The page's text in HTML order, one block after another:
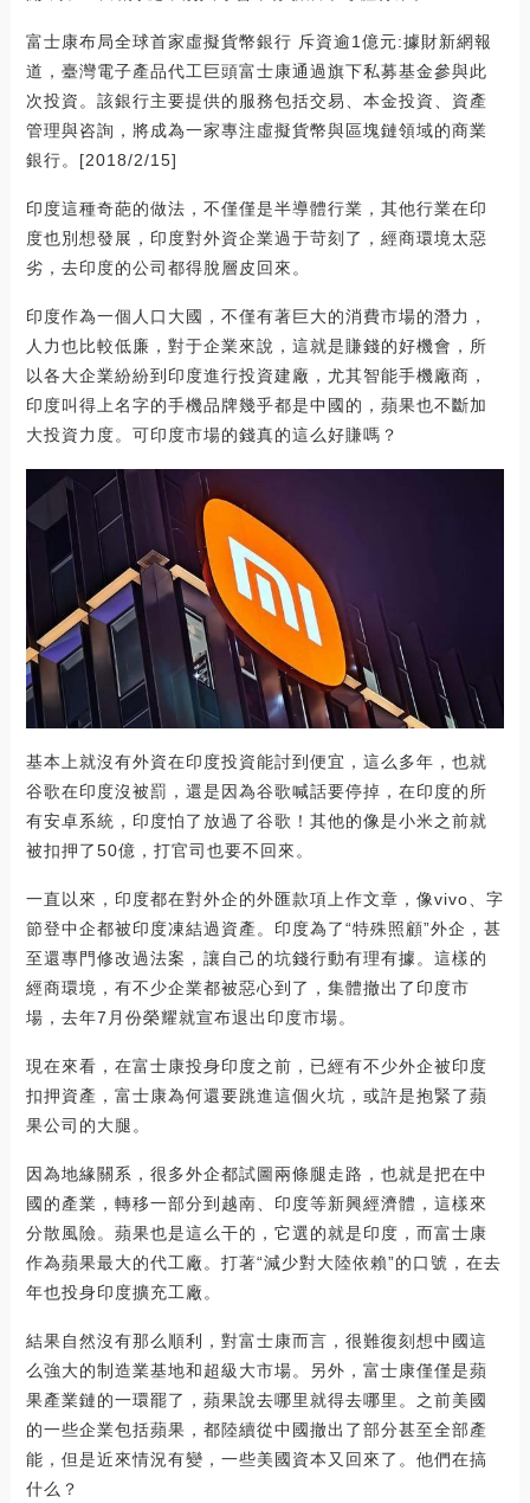
富士康布局全球首家虛擬貨幣銀行 斥資逾1億元:據財新網報
道，臺灣電子產品代工巨頭富士康通過旗下私募基金參與此
次投資。該銀行主要提供的服務包括交易、本金投資、資產
管理與咨詢，將成為一家專注虛擬貨幣與區塊鏈領域的商業
銀行。[2018/2/15]
印度這種奇葩的做法，不僅僅是半導體行業，其他行業在印
度也別想發展，印度對外資企業過于苛刻了，經商環境太惡
劣，去印度的公司都得脫層皮回來。
印度作為一個人口大國，不僅有著巨大的消費市場的潛力，
人力也比較低廉，對于企業來說，這就是賺錢的好機會，所
以各大企業紛紛到印度進行投資建廠，尤其智能手機廠商，
印度叫得上名字的手機品牌幾乎都是中國的，蘋果也不斷加
大投資力度。可印度市場的錢真的這么好賺嗎？
基本上就沒有外資在印度投資能討到便宜，這么多年，也就
谷歌在印度沒被罰，還是因為谷歌喊話要停掉，在印度的所
有安卓系統，印度怕了放過了谷歌！其他的像是小米之前就
被扣押了50億，打官司也要不回來。
一直以來，印度都在對外企的外匯款項上作文章，像vivo、字
節登中企都被印度凍結過資產。印度為了“特殊照顧”外企，甚
至還專門修改過法案，讓自己的坑錢行動有理有據。這樣的
經商環境，有不少企業都被惡心到了，集體撤出了印度市
場，去年7月份榮耀就宣布退出印度市場。
現在來看，在富士康投身印度之前，已經有不少外企被印度
扣押資產，富士康為何還要跳進這個火坑，或許是抱緊了蘋
果公司的大腿。
因為地緣關系，很多外企都試圖兩條腿走路，也就是把在中
國的產業，轉移一部分到越南、印度等新興經濟體，這樣來
分散風險。蘋果也是這么干的，它選的就是印度，而富士康
作為蘋果最大的代工廠。打著“減少對大陸依賴”的口號，在去
年也投身印度擴充工廠。
結果自然沒有那么順利，對富士康而言，很難復刻想中國這
么強大的制造業基地和超級大市場。另外，富士康僅僅是蘋
果產業鏈的一環罷了，蘋果說去哪里就得去哪里。之前美國
的一些企業包括蘋果，都陸續從中國撤出了部分甚至全部產
能，但是近來情況有變，一些美國資本又回來了。他們在搞
什么？